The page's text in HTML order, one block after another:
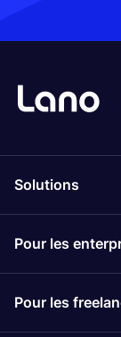
Solutions
Pour les
Pour les